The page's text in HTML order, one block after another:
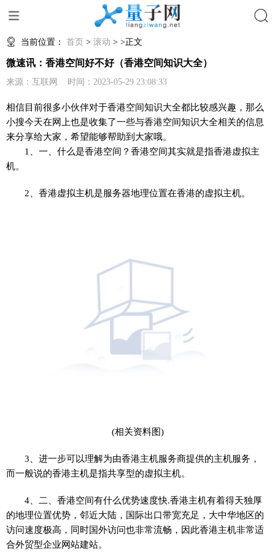
当前位置： 首页 > 滚动 > >正文
微速讯：香港空间好不好（香港空间知识大全）
来源：互联网 时间：2023-05-29 23:08:33
相信目前很多小伙伴对于香港空间知识大全都比较感兴趣，那么
小搜今天在网上也是收集了一些与香港空间知识大全相关的信息
来分享给大家，希望能够帮助到大家哦。
1、一、什么是香港空间？香港空间其实就是指香港虚拟主
机。
2、香港虚拟主机是服务器地理位置在香港的虚拟主机。
(相关资料图)
3、进一步可以理解为由香港主机服务商提供的主机服务，
而一般说的香港主机是指共享型的虚拟主机。
4、二、香港空间有什么优势速度快.香港主机有着得天独厚
的地理位置优势，邻近大陆，国际出口带宽充足，大中华地区的
访问速度极高，同时国外访问也非常流畅，因此香港主机非常适
合外贸型企业网站建站。